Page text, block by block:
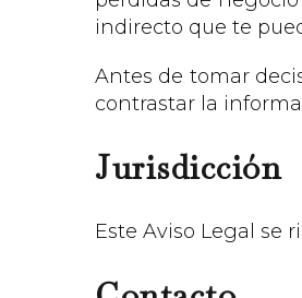
indirecto que te
Antes de tomar
contrastar la
Jurisdicción
Este Aviso Legal se